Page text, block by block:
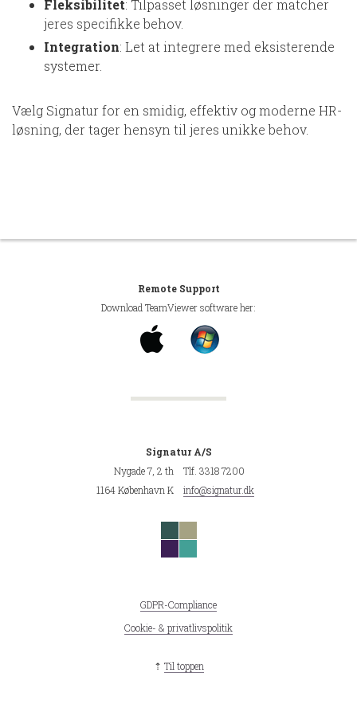
Fleksibilitet: Tilpasset løsninger der matcher
jeres specifikke behov.
Integration: Let at integrere med eksisterende
systemer.
Vælg Signatur for en smidig, effektiv og moderne HR-
løsning, der tager hensyn til jeres unikke behov.
Remote Support
Download TeamViewer software her:
Signatur A/S
Nygade 7, 2 th
1164 København K
Tlf. 3318 7200
info@signatur.dk
GDPR-Compliance
Cookie- & privatlivspolitik
⇡ Til toppen